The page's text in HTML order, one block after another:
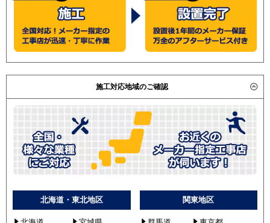
施工対応地域のご確認
北海道・東北地区 関東地区